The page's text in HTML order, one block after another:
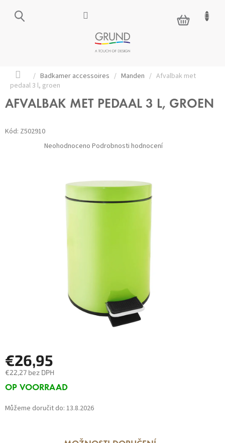
NÁKUPNÍ
KOŠÍK
Domů
/ Badkamer accessoires / Manden / Afvalbak met
pedaal 3 l, groen
AFVALBAK MET PEDAAL 3 L, GROEN
Kód: Z502910
Průměrné
hodnocení
hvězdiček.
Neohodnoceno Podrobnosti hodnocení
€26,95
€22,27 bez DPH
Měrná
OP VOORRAAD
Můžeme doručit do: 13.8.2026